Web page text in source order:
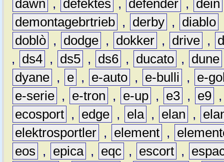
dawn , defektes , defender , dein
demontagebrtrieb , derby , diablo
doblò , dodge , dokker , drive ,
,
ds4 , ds5 , ds6 , ducato , dune
dyane , e , e-auto , e-bulli ,
e-
e-serie , e-tron , e-up , e3 , e9
ecosport , edge , ela , elan ,
elektrosportler , element ,
eos
, epica , eqc , escort ,